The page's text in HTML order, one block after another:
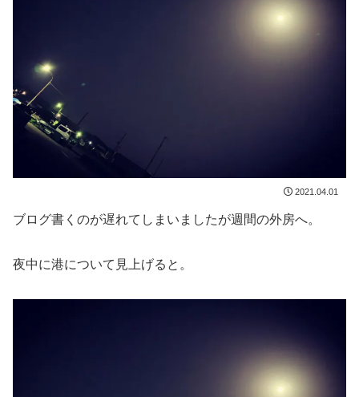
2021.04.01
ブログ書くのが遅れてしまいましたが週間の外房へ。
夜中に港について見上げると。